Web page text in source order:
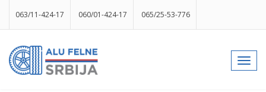
063/11-424-17 060/01-424-17 065/25-53-776
info@gumesrbija.rs